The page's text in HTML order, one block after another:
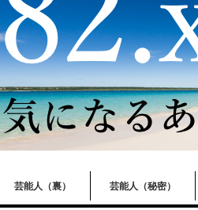
芸能人（裏） 芸能人（秘密）